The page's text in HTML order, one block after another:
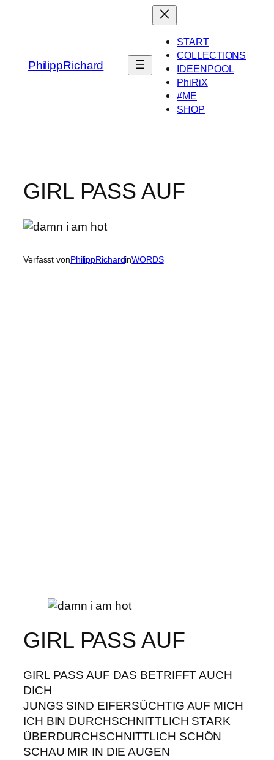
PhilippRichard
START
COLLECTIONS
IDEENPOOL
PhiRiX
#ME
SHOP
GIRL PASS AUF
Verfasst vonPhilippRichardinWORDS
GIRL PASS AUF
GIRL PASS AUF DAS BETRIFFT AUCH
DICH
JUNGS SIND EIFERSÜCHTIG AUF MICH
ICH BIN DURCHSCHNITTLICH STARK
ÜBERDURCHSCHNITTLICH SCHÖN
SCHAU MIR IN DIE AUGEN